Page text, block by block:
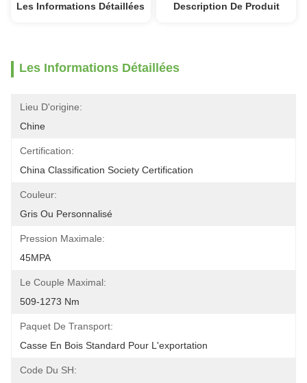
Les Informations Détaillées Description De Produit
Les Informations Détaillées
Lieu D'origine:
Chine
Certification:
China Classification Society Certification
Couleur:
Gris Ou Personnalisé
Pression Maximale:
45MPA
Le Couple Maximal:
509-1273 Nm
Paquet De Transport:
Casse En Bois Standard Pour L'exportation
Code Du SH: